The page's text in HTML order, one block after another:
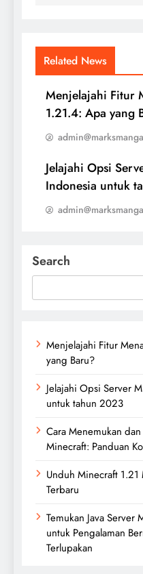
Related News
Menjelajahi Fitur
1.21.4: Apa yang
Jelajahi Opsi
Indonesia untuk
Search
Menjelajahi Fitur
yang Baru?
Jelajahi Opsi Server
untuk tahun 2023
Cara Menemukan
Minecraft: Panduan
Unduh Minecraft 1.21
Terbaru
Temukan Java
untuk Pengalaman
Terlupakan